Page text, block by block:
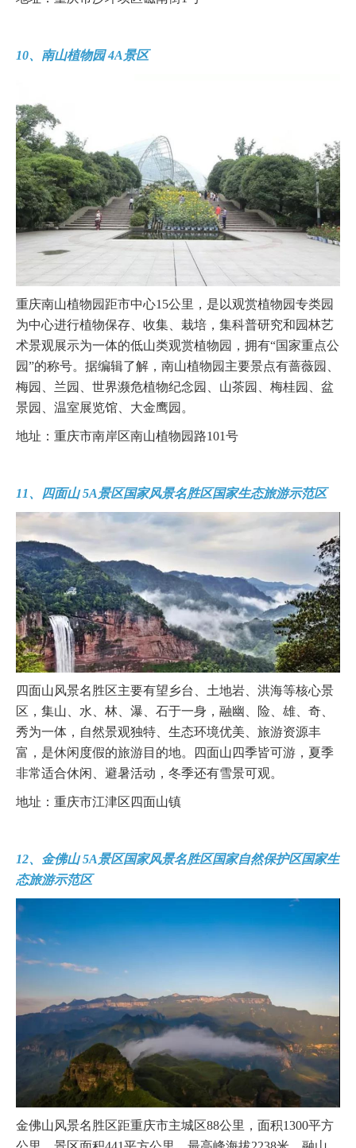
10、南山植物园 4A景区
重庆南山植物园距市中心15公里，是以观赏植物园专类园
为中心进行植物保存、收集、栽培，集科普研究和园林艺
术景观展示为一体的低山类观赏植物园，拥有“国家重点公
园”的称号。据编辑了解，南山植物园主要景点有蔷薇园、
梅园、兰园、世界濒危植物纪念园、山茶园、梅桂园、盆
景园、温室展览馆、大金鹰园。
地址：重庆市南岸区南山植物园路101号
11、四面山 5A景区国家风景名胜区国家生态旅游示范区
四面山风景名胜区主要有望乡台、土地岩、洪海等核心景
区，集山、水、林、瀑、石于一身，融幽、险、雄、奇、
秀为一体，自然景观独特、生态环境优美、旅游资源丰
富，是休闲度假的旅游目的地。四面山四季皆可游，夏季
非常适合休闲、避暑活动，冬季还有雪景可观。
地址：重庆市江津区四面山镇
12、金佛山 5A景区国家风景名胜区国家自然保护区国家生
态旅游示范区
金佛山风景名胜区距重庆市主城区88公里，面积1300平方